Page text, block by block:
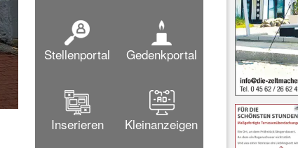
Stellenportal Gedenkportal
Inserieren Kleinanzeigen